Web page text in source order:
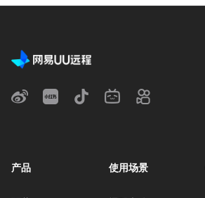
产品 使用场景